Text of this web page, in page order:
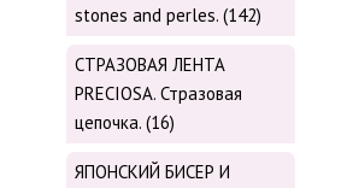
stones and perles. (142)
СТРАЗОВАЯ ЛЕНТА
PRECIOSA. Стразовая
цепочка. (16)
ЯПОНСКИЙ БИСЕР И